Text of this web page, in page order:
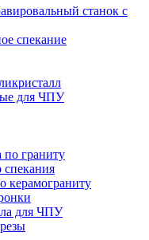
станок с
спекание
для ЧПУ
по граниту
спекания
керамограниту
для ЧПУ